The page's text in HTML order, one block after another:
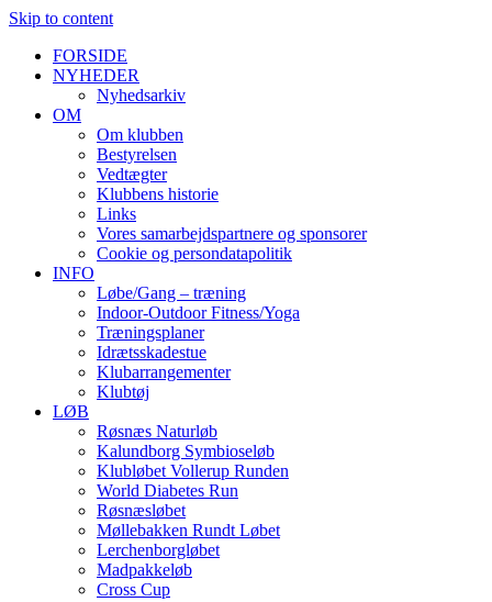
Skip to content
FORSIDE
NYHEDER
Nyhedsarkiv
OM
Om klubben
Bestyrelsen
Vedtægter
Klubbens historie
Links
Vores samarbejdspartnere og sponsorer
Cookie og persondatapolitik
INFO
Løbe/Gang – træning
Indoor-Outdoor Fitness/Yoga
Træningsplaner
Idrætsskadestue
Klubarrangementer
Klubtøj
LØB
Røsnæs Naturløb
Kalundborg Symbioseløb
Klubløbet Vollerup Runden
World Diabetes Run
Røsnæsløbet
Møllebakken Rundt Løbet
Lerchenborgløbet
Madpakkeløb
Cross Cup